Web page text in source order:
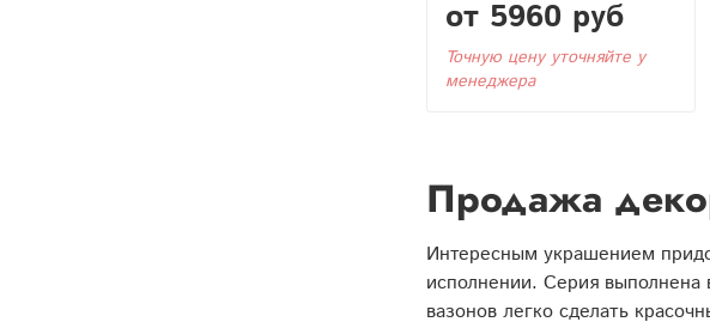
от 5960 руб
Точную цену уточняйте у
менеджера
Продажа
Интересным украшением
исполнении. Серия
вазонов легко сделать